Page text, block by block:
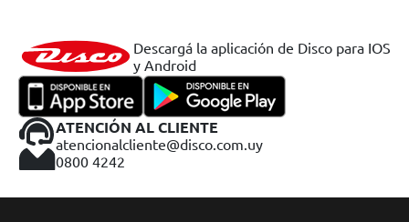
Descargá la aplicación de Disco para IOS
y Android
ATENCIÓN AL CLIENTE
atencionalcliente@disco.com.uy
0800 4242